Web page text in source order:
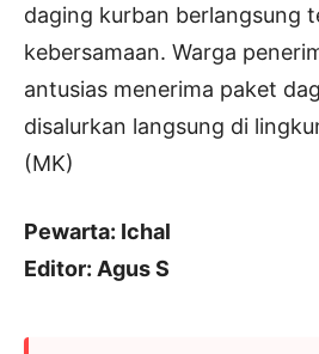
daging kurban berlangsung
kebersamaan. Warga
antusias menerima paket
disalurkan langsung di
(MK)
Pewarta: Ichal
Editor: Agus S